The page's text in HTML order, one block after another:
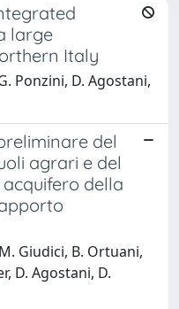
large
Italy
Ponzini, D. Agostani,
del
agrari e del
della
Giudici, B. Ortuani,
D. Agostani, D.